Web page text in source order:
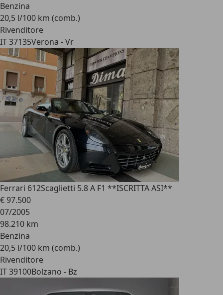
Benzina
20,5 l/100 km (comb.)
Rivenditore
IT 37135Verona - Vr
Ferrari 612Scaglietti 5.8 A F1 **ISCRITTA ASI**
€ 97.500
07/2005
98.210 km
Benzina
20,5 l/100 km (comb.)
Rivenditore
IT 39100Bolzano - Bz